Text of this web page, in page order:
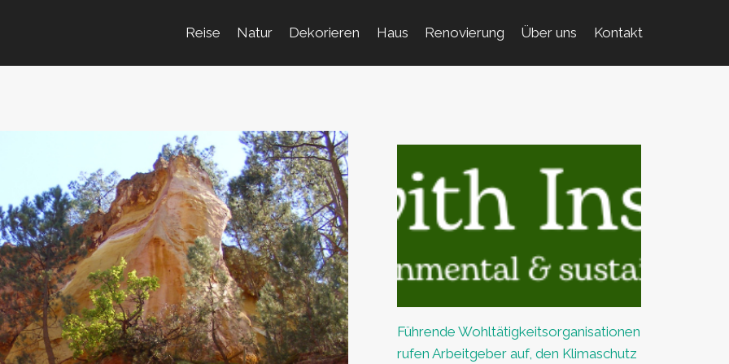
Reise Natur Dekorieren Haus Renovierung Über uns Kontakt
Führende Wohltätigkeitsorganisationen
rufen Arbeitgeber auf, den Klimaschutz